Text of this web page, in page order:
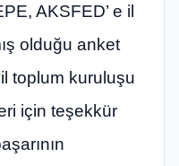
AKSFED’ e il
olduğu anket
toplum kuruluşu
için teşekkür